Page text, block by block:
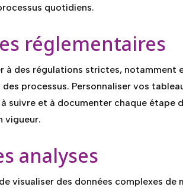
quotidiens.
réglementaires
des régulations strictes, notamment
processus. Personnaliser vos
suivre et à documenter chaque étape
vigueur.
analyses
visualiser des données complexes de